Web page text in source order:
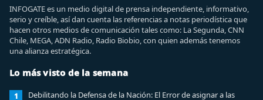
INFOGATE es un medio digital de prensa independiente, informativo,
serio y creíble, así dan cuenta las referencias a notas periodística que
hacen otros medios de comunicación tales como: La Segunda, CNN
Chile, MEGA, ADN Radio, Radio Biobio, con quien además tenemos
una alianza estratégica.
Lo más visto de la semana
1
Debilitando la Defensa de la Nación: El Error de asignar a las